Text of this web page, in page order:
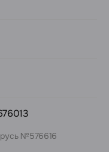
№576616